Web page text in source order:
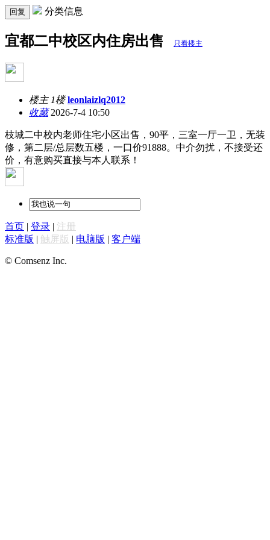
回复 分类信息
宜都二中校区内住房出售 只看楼主
楼主 1楼 leonlaizlq2012
收藏2026-7-4 10:50
枝城二中校内老师住宅小区出售，90平，三室一厅一卫，无装
修，第二层/总层数五楼，一口价91888。中介勿扰，不接受还
价，有意购买直接与本人联系！
首页 | 登录 | 注册
标准版 | 触屏版 | 电脑版 | 客户端
© Comsenz Inc.